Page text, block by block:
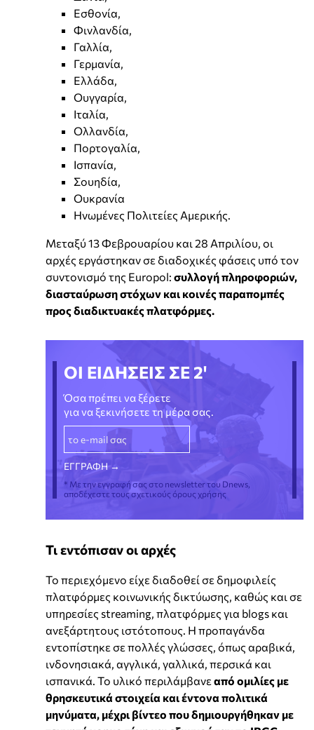
Εσθονία,
Φινλανδία,
Γαλλία,
Γερμανία,
Ελλάδα,
Ουγγαρία,
Ιταλία,
Ολλανδία,
Πορτογαλία,
Ισπανία,
Σουηδία,
Ουκρανία
Ηνωμένες Πολιτείες Αμερικής.
Μεταξύ 13 Φεβρουαρίου και 28 Απριλίου, οι
αρχές εργάστηκαν σε διαδοχικές φάσεις υπό τον
συντονισμό της Europol: συλλογή πληροφοριών,
διασταύρωση στόχων και κοινές παραπομπές
προς διαδικτυακές πλατφόρμες.
ΟΙ ΕΙΔΗΣΕΙΣ ΣΕ 2'
Όσα πρέπει να ξέρετε
για να ξεκινήσετε τη μέρα σας.
* Με την εγγραφή σας στο newsletter του Dnews,
αποδέχεστε τους σχετικούς όρους χρήσης
Τι εντόπισαν οι αρχές
Το περιεχόμενο είχε διαδοθεί σε δημοφιλείς
πλατφόρμες κοινωνικής δικτύωσης, καθώς και σε
υπηρεσίες streaming, πλατφόρμες για blogs και
ανεξάρτητους ιστότοπους. Η προπαγάνδα
εντοπίστηκε σε πολλές γλώσσες, όπως αραβικά,
ινδονησιακά, αγγλικά, γαλλικά, περσικά και
ισπανικά. Το υλικό περιλάμβανεαπό ομιλίες με
θρησκευτικά στοιχεία και έντονα πολιτικά
μηνύματα, μέχρι βίντεο που δημιουργήθηκαν με